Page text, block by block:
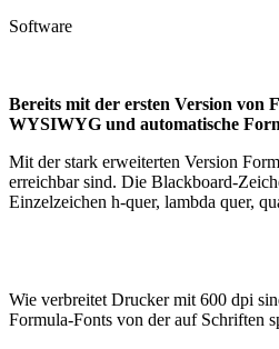
Software
Bereits mit der ersten Version von
WYSIWYG und automatische
Mit der stark erweiterten Version
erreichbar sind. Die Blackboard-
Einzelzeichen h-quer, lambda quer,
Wie verbreitet Drucker mit 600 dpi
Formula-Fonts von der auf Schriften